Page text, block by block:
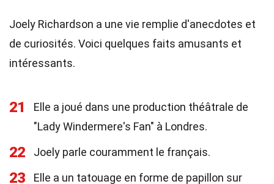
Joely Richardson a une vie remplie d'anecdotes et
de curiosités. Voici quelques faits amusants et
intéressants.
21
Elle a joué dans une production théâtrale de
"Lady Windermere's Fan" à Londres.
22 Joely parle couramment le français.
23
Elle a un tatouage en forme de papillon sur